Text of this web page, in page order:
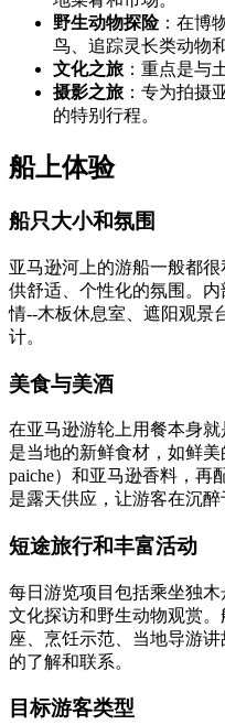
野生动物探险：在博
鸟、追踪灵长类动物
文化之旅 ：重点是与
摄影之旅 ：专为拍摄
的特别行程。
船上体验
船只大小和氛围
亚马逊河上的游船一般都
供舒适、个性化的氛围。
情--木板休息室、遮阳观景
计。
美食与美酒
在亚马逊游轮上用餐本身
是当地的新鲜食材，如鲜美
paiche）和亚马逊香料，再
是露天供应，让游客在沉醉
短途旅行和丰富活动
每日游览项目包括乘坐独木
文化探访和野生动物观赏
座、烹饪示范、当地导游
的了解和联系。
目标游客类型